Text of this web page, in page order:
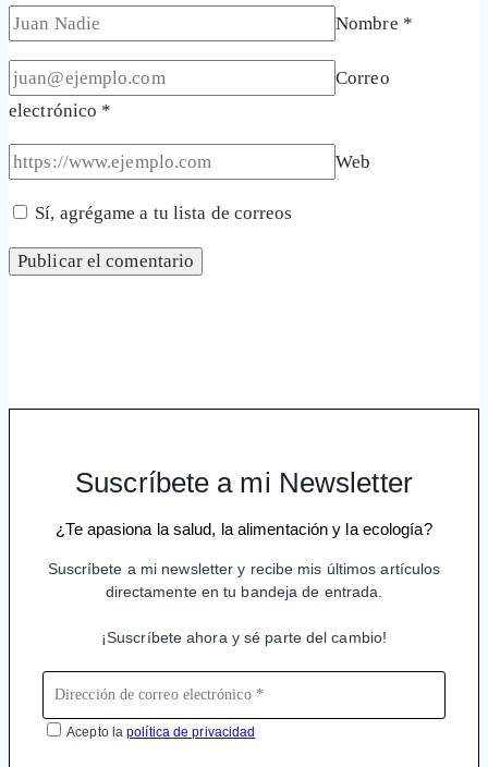
Nombre *
Correo
electrónico *
Web
Sí, agrégame a tu lista de correos
Suscríbete a mi Newsletter
¿Te apasiona la salud, la alimentación y la ecología?
Suscríbete a mi newsletter y recibe mis últimos artículos
directamente en tu bandeja de entrada.
¡Suscríbete ahora y sé parte del cambio!
Acepto lapolítica de privacidad